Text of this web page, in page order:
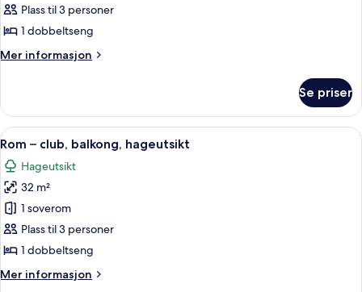
–
junior
Plass til 3 personer
1 dobbeltseng
Mer informasjon
Mer
–
junior
Se priser
Åpne
alle
bildene
av
Rom
–
club,
hageutsikt
Rom – club, balkong, hageutsikt |
2
Rom – club, balkong, hageutsikt
Hageutsikt
32 m²
1 soverom
Plass til 3 personer
1 dobbeltseng
Mer informasjon
Mer